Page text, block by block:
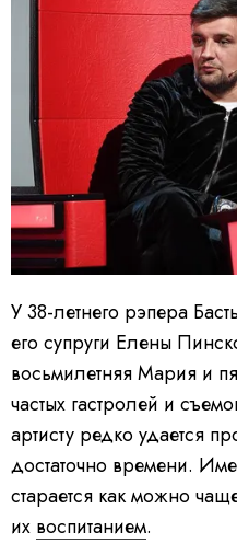
У 38-летнего рэпера
его супруги Елены
восьмилетняя Мария и
частых гастролей и
артисту редко удается
достаточно времени.
старается как можно
их воспитанием.